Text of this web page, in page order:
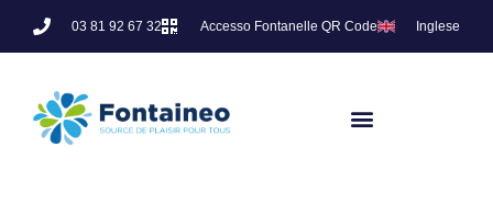
03 81 92 67 32 Accesso Fontanelle QR Code Inglese